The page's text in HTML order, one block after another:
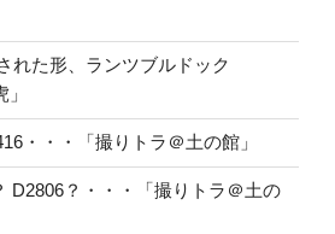
れた形、ランツブルドック
・・・「撮りトラ＠土の館」
D2806？・・・「撮りトラ＠土の